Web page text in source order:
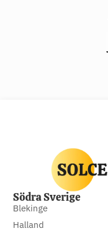
Södra Sverige
Blekinge
Halland